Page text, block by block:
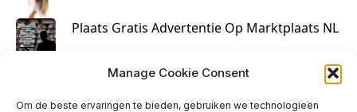
Manage Cookie Consent
Om de beste ervaringen te bieden, gebruiken we technologieën
Plaats Gratis Advertentie Op Marktplaats NL
Kruisbestuiving Voor Succesvolle Marketing